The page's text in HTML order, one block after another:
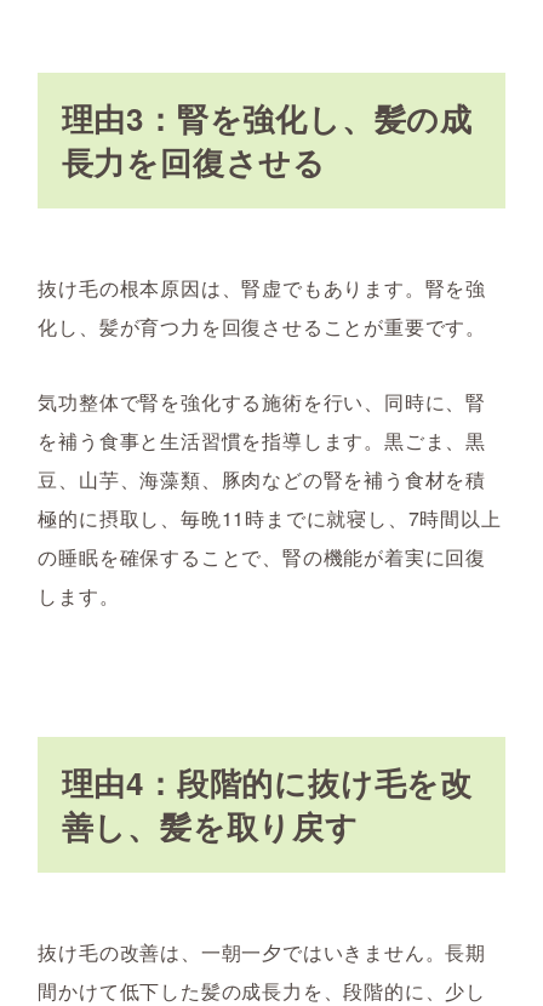
理由3：腎を強化し、髪の成
長力を回復させる
抜け毛の根本原因は、腎虚でもあります。腎を強
化し、髪が育つ力を回復させることが重要です。
気功整体で腎を強化する施術を行い、同時に、腎
を補う食事と生活習慣を指導します。黒ごま、黒
豆、山芋、海藻類、豚肉などの腎を補う食材を積
極的に摂取し、毎晩11時までに就寝し、7時間以上
の睡眠を確保することで、腎の機能が着実に回復
します。
理由4：段階的に抜け毛を改
善し、髪を取り戻す
抜け毛の改善は、一朝一夕ではいきません。長期
間かけて低下した髪の成長力を、段階的に、少し